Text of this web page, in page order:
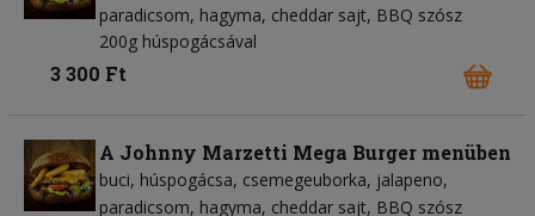
paradicsom hagyma cheddar sajt BBQ szósz
200g húspogácsával
3 300 Ft
A Johnny Marzetti Mega Burger menüben
buci húspogácsa csemegeuborka jalapeno
paradicsom hagyma cheddar sajt BBQ szósz